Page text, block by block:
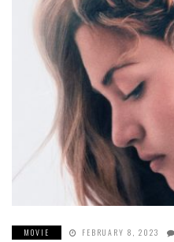
MOVIE FEBRUARY 8, 2023